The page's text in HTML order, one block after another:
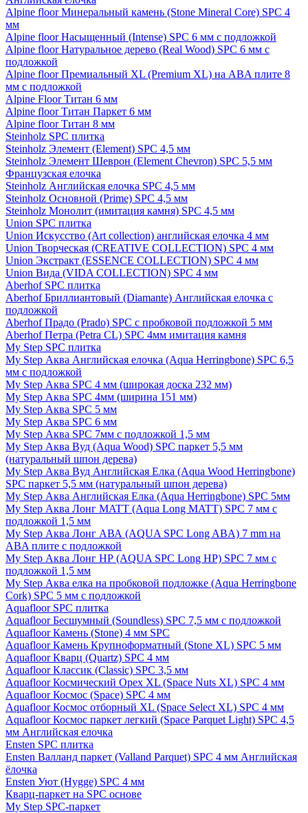
Alpine floor Минеральный камень (Stone Mineral Core) SPC 4
мм
Alpine floor Насыщенный (Intense) SPC 6 мм с подложкой
Alpine floor Натуральное дерево (Real Wood) SPC 6 мм с
подложкой
Alpine floor Премиальный XL (Premium XL) на ABA плите 8
мм с подложкой
Alpine Floor Титан 6 мм
Alpine floor Титан Паркет 6 мм
Alpine floor Титан 8 мм
Steinholz SPC плитка
Steinholz Элемент (Element) SPC 4,5 мм
Steinholz Элемент Шеврон (Element Chevron) SPC 5,5 мм
Французская елочка
Steinholz Английская елочка SPC 4,5 мм
Steinholz Основной (Prime) SPC 4,5 мм
Steinholz Монолит (имитация камня) SPC 4,5 мм
Union SPC плитка
Union Искусство (Art collection) английская елочка 4 мм
Union Творческая (CREATIVE COLLECTION) SPC 4 мм
Union Экстракт (ESSENCE COLLECTION) SPC 4 мм
Union Вида (VIDA COLLECTION) SPC 4 мм
Aberhof SPC плитка
Aberhof Бриллиантовый (Diamante) Английская елочка с
подложкой
Aberhof Прадо (Prado) SPC с пробковой подложкой 5 мм
Aberhof Петра (Petra CL) SPC 4мм имитация камня
My Step SPC плитка
My Step Аква Английская елочка (Aqua Herringbone) SPC 6,5
мм с подложкой
My Step Аква SPC 4 мм (широкая доска 232 мм)
My Step Аква SPC 4мм (ширина 151 мм)
My Step Аква SPC 5 мм
My Step Аква SPC 6 мм
My Step Аква SPC 7мм c подложкой 1,5 мм
My Step Аква Вуд (Aqua Wood) SPC паркет 5,5 мм
(натуральный шпон дерева)
My Step Аква Вуд Английская Елка (Aqua Wood Herringbone)
SPC паркет 5,5 мм (натуральный шпон дерева)
My Step Аква Английская Елка (Aqua Herringbone) SPC 5мм
My Step Аква Лонг MATT (Aqua Long MATT) SPC 7 мм с
подложкой 1,5 мм
My Step Аква Лонг АВА (AQUA SPC Long ABA) 7 mm на
ABA плите с подложкой
My Step Аква Лонг НР (AQUA SPC Long HP) SPC 7 мм с
подложкой 1,5 мм
My Step Аква елка на пробковой подложке (Aqua Herringbone
Cork) SPC 5 мм с подложкой
Aquafloor SPC плитка
Aquafloor Бесшумный (Soundless) SPC 7,5 мм с подложкой
Aquafloor Камень (Stone) 4 мм SPC
Aquafloor Камень Крупноформатный (Stone XL) SPC 5 мм
Aquafloor Кварц (Quartz) SPC 4 мм
Aquafloor Классик (Classic) SPC 3,5 мм
Aquafloor Космический Орех XL (Space Nuts XL) SPC 4 мм
Aquafloor Космос (Space) SPC 4 мм
Aquafloor Космос отборный XL (Space Select XL) SPC 4 мм
Aquafloor Космос паркет легкий (Space Parquet Light) SPC 4,5
мм Английская елочка
Ensten SPC плитка
Ensten Валланд паркет (Valland Parquet) SPC 4 мм Английская
ёлочка
Ensten Уют (Hygge) SPC 4 мм
Кварц-паркет на SPC основе
My Step SPC-паркет